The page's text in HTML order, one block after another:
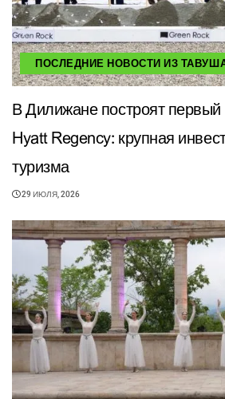
ПОСЛЕДНИЕ НОВОСТИ ИЗ
В Дилижане построят
Hyatt Regency: крупная
туризма
29 ИЮЛЯ, 2026